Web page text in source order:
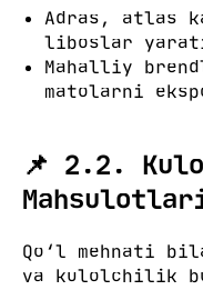
Adras, atlas
liboslar
Mahalliy
matolarni
📌 2.2.
Qo‘l mehnati
va kulolchilik